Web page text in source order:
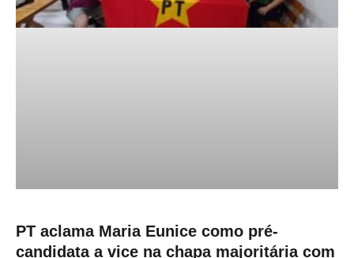
PT aclama Maria Eunice como pré-
candidata a vice na chapa majoritária com